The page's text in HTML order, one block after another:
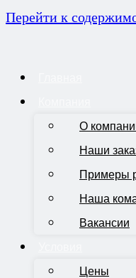
Перейти к
О
Наши
Примеры
Наша
Вакансии
Цены